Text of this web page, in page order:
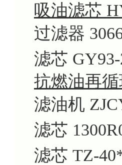
吸油滤芯
过滤器
滤芯
抗燃油再
滤油机
滤芯
滤芯 TZ-